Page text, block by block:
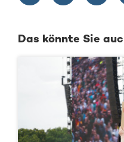
Das könnte Sie